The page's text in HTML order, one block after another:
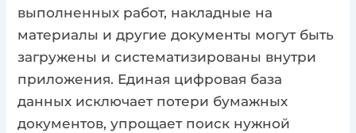
выполненных работ, накладные на
материалы и другие документы могут быть
загружены и систематизированы внутри
приложения. Единая цифровая база
данных исключает потери бумажных
документов, упрощает поиск нужной